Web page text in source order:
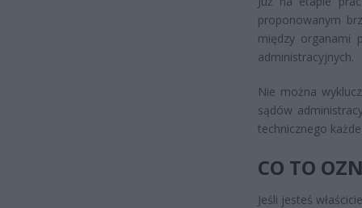
proponowanym
między organami
administracyjnych.
Nie można
sądów
technicznego
CO TO
Jeśli jesteś